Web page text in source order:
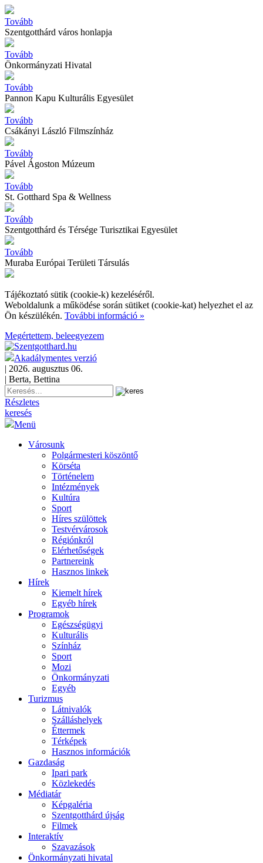
Tovább
Szentgotthárd város honlapja
Tovább
Önkormányzati Hivatal
Tovább
Pannon Kapu Kulturális Egyesület
Tovább
Csákányi László Filmszínház
Tovább
Pável Ágoston Múzeum
Tovább
St. Gotthard Spa & Wellness
Tovább
Szentgotthárd és Térsége Turisztikai Egyesület
Tovább
Muraba Európai Területi Társulás
Tájékoztató sütik (cookie-k) kezeléséről.
Weboldalunk a működése során sütiket (cookie-kat) helyezhet el az
Ön készülékén. További információ »
Megértettem, beleegyezem
Akadálymentes verzió
| 2026. augusztus 06.
| Berta, Bettina
Részletes
keresés
Menü
Városunk
Polgármesteri köszöntő
Körséta
Történelem
Intézmények
Kultúra
Sport
Híres szülöttek
Testvérvárosok
Régiónkról
Elérhetőségek
Partnereink
Hasznos linkek
Hírek
Kiemelt hírek
Egyéb hírek
Programok
Egészségügyi
Kulturális
Színház
Sport
Mozi
Önkormányzati
Egyéb
Turizmus
Látnivalók
Szálláshelyek
Éttermek
Térképek
Hasznos információk
Gazdaság
Ipari park
Közlekedés
Médiatár
Képgaléria
Szentgotthárd újság
Filmek
Interaktív
Szavazások
Önkormányzati hivatal